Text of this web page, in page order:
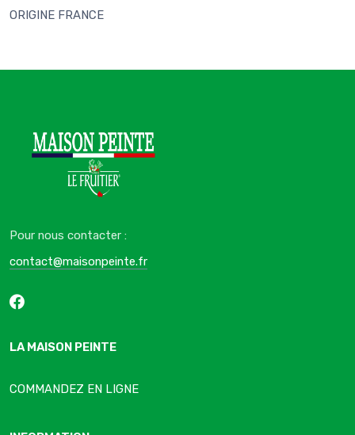
ORIGINE FRANCE
Pour nous contacter :
contact@maisonpeinte.fr
LA MAISON PEINTE
COMMANDEZ EN LIGNE